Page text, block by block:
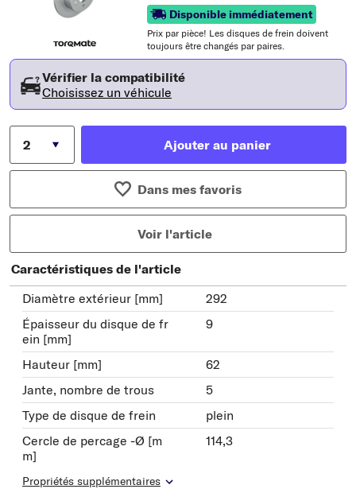
Disponible immédiatement
Prix ​​par pièce! Les disques de frein doivent
toujours être changés par paires.
Vérifier la compatibilité
Choisissez un véhicule
Ajouter au panier
Dans mes favoris
Voir l'article
Caractéristiques de l'article
Diamètre extérieur [mm]
292
Épaisseur du disque de fr
ein [mm]
9
Hauteur [mm]
62
Jante, nombre de trous
5
Type de disque de frein
plein
Cercle de percage -Ø [m
m]
114,3
Propriétés supplémentaires